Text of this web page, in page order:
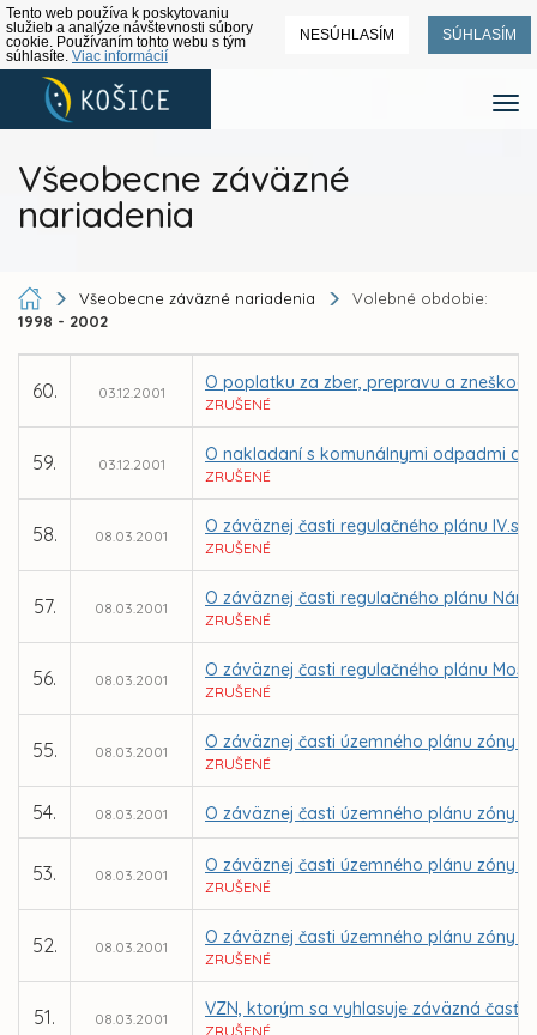
Tento web používa k poskytovaniu
služieb a analýze návštevnosti súbory
cookie. Používaním tohto webu s tým
súhlasíte. Viac informácií
NESÚHLASÍM SÚHLASÍM
Všeobecne záväzné
nariadenia
Všeobecne záväzné nariadenia
Volebné obdobie:
1998 - 2002
60. 03.12.2001 O poplatku za zber, prepravu a
ZRUŠENÉ
59. 03.12.2001 O nakladaní s komunálnymi odpadmi a
ZRUŠENÉ
58. 08.03.2001 O záväznej časti regulačného plánu
ZRUŠENÉ
57. 08.03.2001 O záväznej časti regulačného plánu
ZRUŠENÉ
56. 08.03.2001 O záväznej časti regulačného plánu
ZRUŠENÉ
55. 08.03.2001 O záväznej časti územného plánu zóny
ZRUŠENÉ
54. 08.03.2001 O záväznej časti územného plánu zóny
53. 08.03.2001 O záväznej časti územného plánu zóny
ZRUŠENÉ
52. 08.03.2001 O záväznej časti územného plánu zóny
ZRUŠENÉ
51. 08.03.2001 VZN, ktorým sa vyhlasuje záväzná časť
ZRUŠENÉ